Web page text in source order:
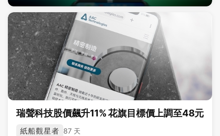
瑞聲科技股價飆升11% 花旗目標價上調至48元
紙船觀星者 87 天